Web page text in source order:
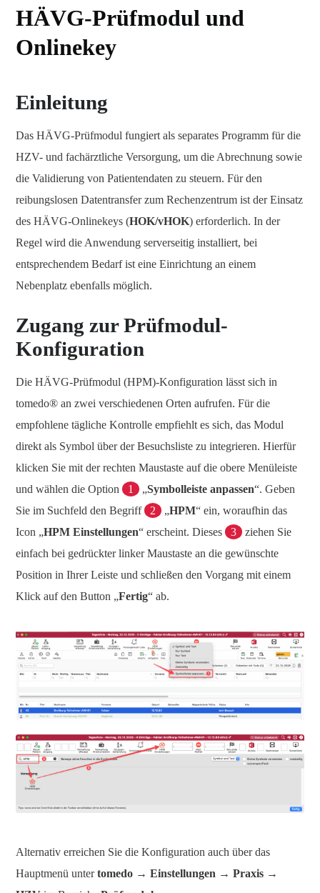
HÄVG-Prüfmodul und
Onlinekey
Einleitung
Das HÄVG-Prüfmodul fungiert als separates Programm für die
HZV- und fachärztliche Versorgung, um die Abrechnung sowie
die Validierung von Patientendaten zu steuern. Für den
reibungslosen Datentransfer zum Rechenzentrum ist der Einsatz
des HÄVG-Onlinekeys (HOK/vHOK) erforderlich. In der
Regel wird die Anwendung serverseitig installiert, bei
entsprechendem Bedarf ist eine Einrichtung an einem
Nebenplatz ebenfalls möglich.
Zugang zur Prüfmodul-
Konfiguration
Die HÄVG-Prüfmodul (HPM)-Konfiguration lässt sich in
tomedo® an zwei verschiedenen Orten aufrufen. Für die
empfohlene tägliche Kontrolle empfiehlt es sich, das Modul
direkt als Symbol über der Besuchsliste zu integrieren. Hierfür
klicken Sie mit der rechten Maustaste auf die obere Menüleiste
und wählen die Option
1 „Symbolleiste anpassen“. Geben
Sie im Suchfeld den Begriff
2 „HPM“ ein, woraufhin das
Icon „HPM Einstellungen“ erscheint. Dieses 3
ziehen Sie
einfach bei gedrückter linker Maustaste an die gewünschte
Position in Ihrer Leiste und schließen den Vorgang mit einem
Klick auf den Button „Fertig“ ab.
Alternativ erreichen Sie die Konfiguration auch über das
Hauptmenü untertomedo → Einstellungen → Praxis →